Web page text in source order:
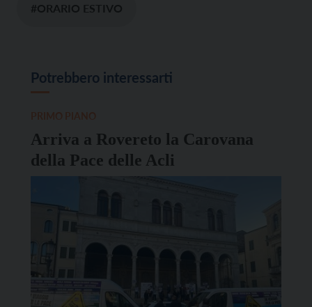
#ORARIO ESTIVO
Potrebbero interessarti
Arriva a Rovereto la Carovana
della Pace delle Acli